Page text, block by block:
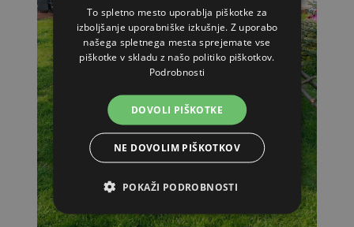
To spletno mesto uporablja piškotke za
izboljšanje uporabniške izkušnje. Z uporabo
našega spletnega mesta sprejemate vse
piškotke v skladu z našo politiko piškotkov.
Podrobnosti
DOVOLI PIŠKOTKE
NE DOVOLIM PIŠKOTKOV
POKAŽI PODROBNOSTI